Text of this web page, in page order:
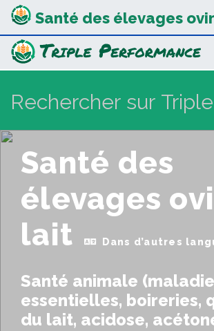
Santé des élevages
Santé des
élevages
lait
Dans d’autres
Santé animale
essentielles, boireries,
du lait, acidose,